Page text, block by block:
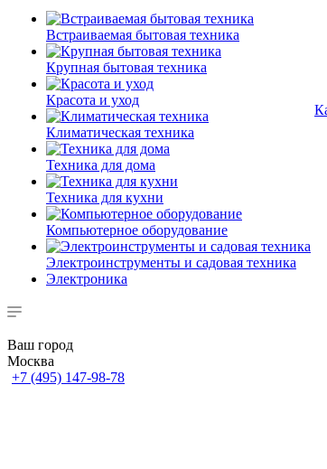
Встраиваемая бытовая техника
Крупная бытовая техника
Красота и уход
Климатическая техника
Техника для дома
Техника для кухни
Компьютерное оборудование
Электроинструменты и садовая техника
Электроника
Ваш город
Москва
+7 (495) 147-98-78